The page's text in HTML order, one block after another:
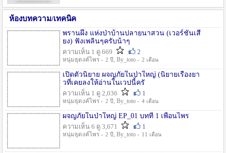
ห้องบทความ/เทคนิค
พรานผึ้ง แห่งป่าบ้านปลายนาสวน (เวอร์ชั่นเสี
ยง) ฟังเพลินๆครับน้าๆ
ความเห็น 1 ดู 669
2
หนุ่มธุดงค์ไพร - 2 ปี , By_toto - 2 เดือน
เปิดตัวนิยาย ผจญภัยในป่าใหญ่ (นิยายเรื่องยา
วที่เคยลงให้อ่านในเวปนี้ครั
ความเห็น 1 ดู 2,036
1
หนุ่มธุดงค์ไพร - 2 ปี , By_toto - 4 เดือน
ผจญภัยในป่าใหญ่ EP_01 บทที่ 1 เพื่อนไพร
ความเห็น 6 ดู 3,671
1
หนุ่มธุดงค์ไพร - 2 ปี , By_toto - 11 เดือน